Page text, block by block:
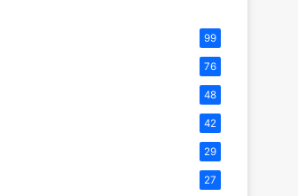
99
76
48
42
29
27